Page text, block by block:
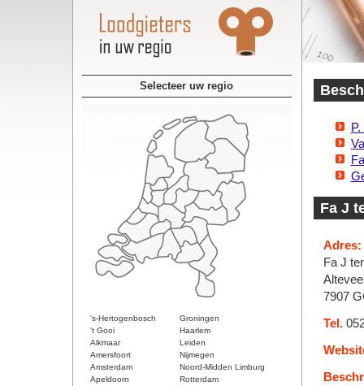
Selecteer uw regio
's-Hertogenbosch
Groningen
't Gooi
Haarlem
Alkmaar
Leiden
Amersfoort
Nijmegen
Amsterdam
Noord-Midden Limburg
Apeldoorn
Rotterdam
Fa J
Adres:
Fa J
7907
Tel.